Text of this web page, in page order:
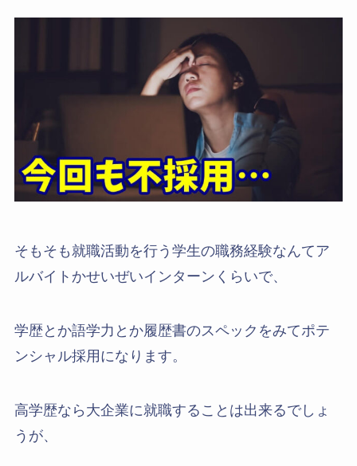
そもそも就職活動を行う学生の職務経験なんてア
ルバイトかせいぜいインターンくらいで、
学歴とか語学力とか履歴書のスペックをみてポテ
ンシャル採用になります。
高学歴なら大企業に就職することは出来るでしょ
うが、